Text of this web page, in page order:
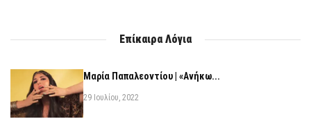
Επίκαιρα Λόγια
Μαρία Παπαλεοντίου | «Ανήκω...
29 Ιουλίου, 2022